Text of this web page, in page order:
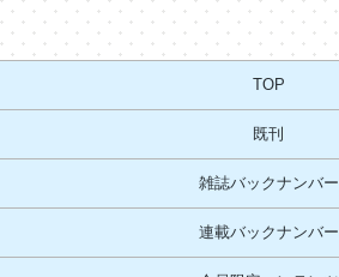
TOP
既刊
雑誌バックナンバー
連載バックナンバー